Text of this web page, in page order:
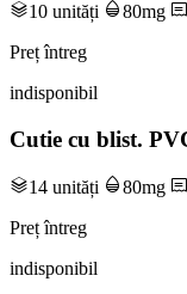
10 unități 80mg
Preț întreg
indisponibil
Cutie cu blist.
14 unități 80mg
Preț întreg
indisponibil